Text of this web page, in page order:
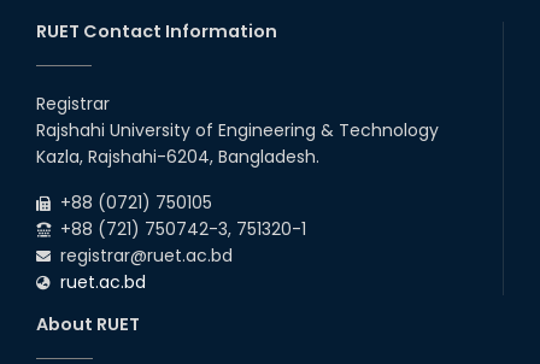
RUET Contact Information
Registrar
Rajshahi University of Engineering & Technology
Kazla, Rajshahi-6204, Bangladesh.
+88 (0721) 750105
+88 (721) 750742-3, 751320-1
registrar@ruet.ac.bd
ruet.ac.bd
About RUET